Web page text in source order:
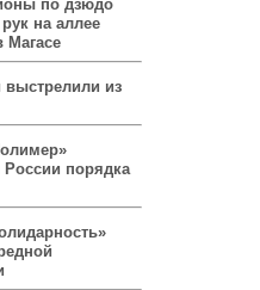
по дзюдо
на аллее
Магасе
выстрелили из
России порядка